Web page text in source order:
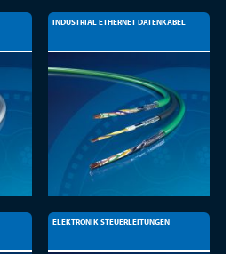
INDUSTRIAL ETHERNET DATENKABEL
ELEKTRONIK STEUERLEITUNGEN